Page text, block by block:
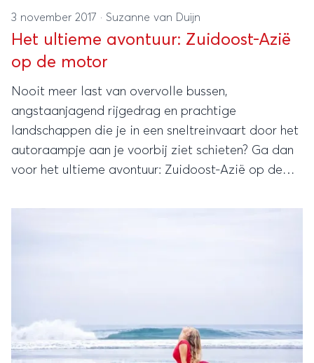
3 november 2017 · Suzanne van Duijn
Het ultieme avontuur: Zuidoost-Azië
op de motor
Nooit meer last van overvolle bussen,
angstaanjagend rijgedrag en prachtige
landschappen die je in een sneltreinvaart door het
autoraampje aan je voorbij ziet schieten? Ga dan
voor het ultieme avontuur: Zuidoost-Azië op de